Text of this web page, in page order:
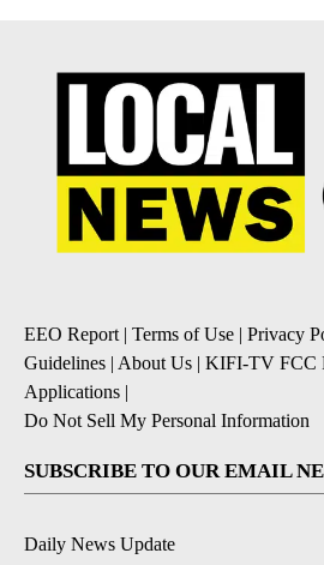
EEO Report| Terms of Use | Privacy
Guidelines | About Us | KIFI-TV FCC
Applications |
Do Not Sell My Personal Information
SUBSCRIBE TO OUR EMAIL
Daily News Update